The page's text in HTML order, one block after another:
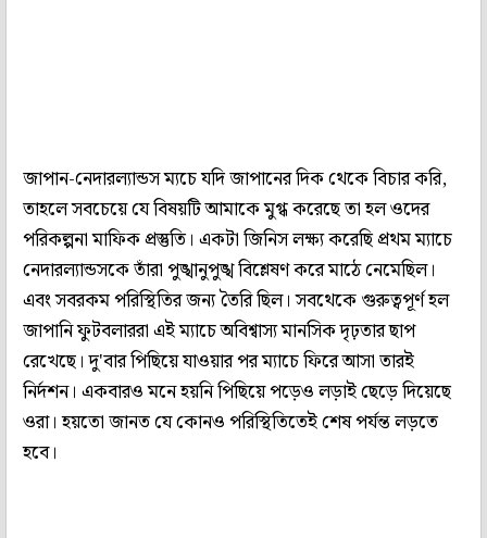
জাপান-নেদারল্যান্ডস ম্যচে যদি জাপানের দিক থেকে বিচার করি,
তাহলে সবচেয়ে যে বিষয়টি আমাকে মুগ্ধ করেছে তা হল ওদের
পরিকল্পনা মাফিক প্রস্তুতি। একটা জিনিস লক্ষ্য করেছি প্রথম ম্যাচে
নেদারল্যান্ডসকে তাঁরা পুঙ্খানুপুঙ্খ বিশ্লেষণ করে মাঠে নেমেছিল।
এবং সবরকম পরিস্থিতির জন্য তৈরি ছিল। সবথেকে গুরুত্বপূর্ণ হল
জাপানি ফুটবলাররা এই ম্যাচে অবিশ্বাস্য মানসিক দৃঢ়তার ছাপ
রেখেছে। দু'বার পিছিয়ে যাওয়ার পর ম্যাচে ফিরে আসা তারই
নির্দশন। একবারও মনে হয়নি পিছিয়ে পড়েও লড়াই ছেড়ে দিয়েছে
ওরা। হয়তো জানত যে কোনও পরিস্থিতিতেই শেষ পর্যন্ত লড়তে
হবে।